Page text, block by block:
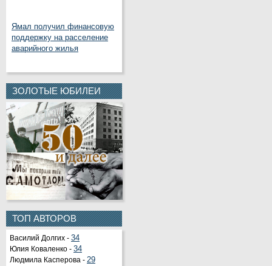
Ямал получил финансовую
поддержку на расселение
аварийного жилья
ЗОЛОТЫЕ ЮБИЛЕИ
ТОП АВТОРОВ
Василий Долгих - 34
Юлия Коваленко - 34
Людмила Касперова - 29